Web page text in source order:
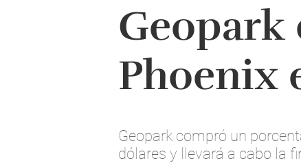
Geopark
Phoenix
Geopark compró un
dólares y llevará a cabo la